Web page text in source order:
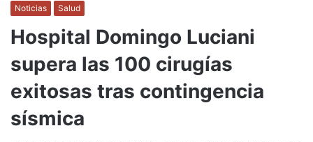
Noticias Salud
Hospital Domingo Luciani
supera las 100 cirugías
exitosas tras contingencia
sísmica